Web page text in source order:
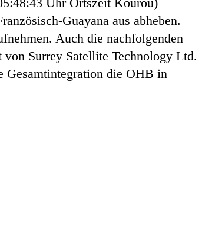
Guayana aus abheben.
Auch die nachfolgenden
Surrey Satellite Technology Ltd.
Gesamtintegration die OHB in